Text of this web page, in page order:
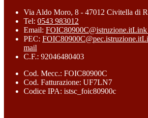
Via Aldo Moro, 8 - 47012 Civitella di
Tel: 0543 983012
Email: FOIC80900C@istruzione.itLink
PEC: FOIC80900C@pec.istruzione.it
mail
C.F.: 92046480403
Cod. Mecc.: FOIC80900C
Cod. Fatturazione: UF7LN7
Codice IPA: istsc_foic80900c